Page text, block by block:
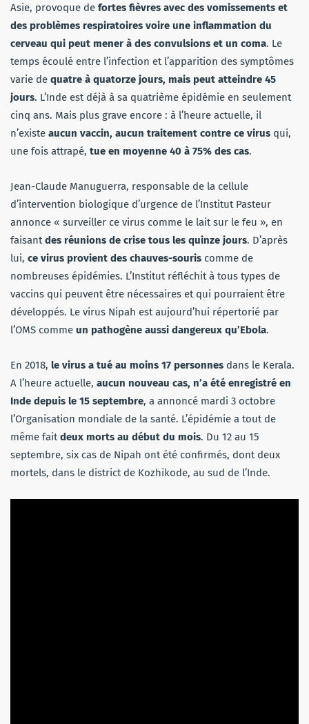
Asie, provoque de fortes fièvres avec des vomissements et
des problèmes respiratoires voire une inflammation du
cerveau qui peut mener à des convulsions et un coma. Le
temps écoulé entre l’infection et l’apparition des symptômes
varie de quatre à quatorze jours, mais peut atteindre 45
jours. L’Inde est déjà à sa quatrième épidémie en seulement
cinq ans. Mais plus grave encore : à l’heure actuelle, il
n’existe aucun vaccin, aucun traitement contre ce virus qui,
une fois attrapé, tue en moyenne 40 à 75% des cas.
Jean-Claude Manuguerra, responsable de la cellule
d’intervention biologique d’urgence de l’Institut Pasteur
annonce « surveiller ce virus comme le lait sur le feu », en
faisantdes réunions de crise tous les quinze jours. D’après
lui, ce virus provient des chauves-souris comme de
nombreuses épidémies. L’Institut réfléchit à tous types de
vaccins qui peuvent être nécessaires et qui pourraient être
développés. Le virus Nipah est aujourd’hui répertorié par
l’OMS comme un pathogène aussi dangereux qu’Ebola.
En 2018, le virus a tué au moins 17 personnes dans le Kerala.
A l’heure actuelle, aucun nouveau cas, n’a été enregistré en
Inde depuis le 15 septembre, a annoncé mardi 3 octobre
l’Organisation mondiale de la santé. L’épidémie a tout de
même faitdeux morts au début du mois. Du 12 au 15
septembre, six cas de Nipah ont été confirmés, dont deux
mortels, dans le district de Kozhikode, au sud de l’Inde.